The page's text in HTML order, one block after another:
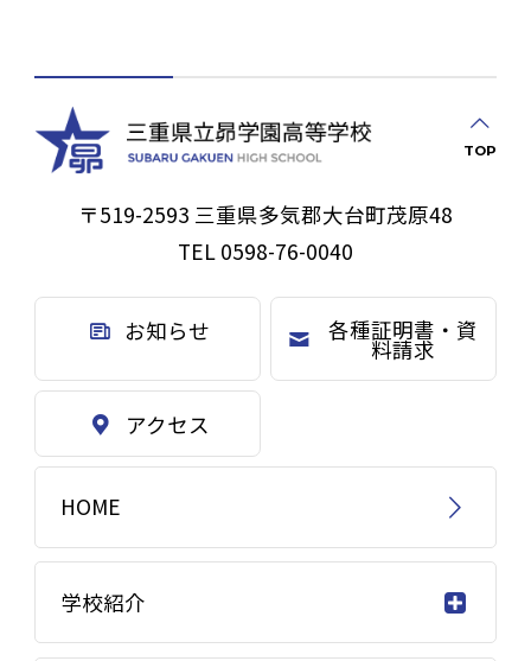
TOP
〒519-2593 三重県多気郡大台町茂原48
TEL 0598-76-0040
お知らせ 各種証明書・資
料請求
アクセス
HOME
学校紹介